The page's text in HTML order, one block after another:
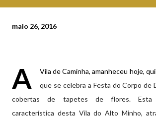
maio 26, 2016
A
Vila de Caminha, amanheceu hoje,
que se celebra a Festa do Corpo de
cobertas de tapetes de flores. Esta
característica desta Vila do Alto Minho,